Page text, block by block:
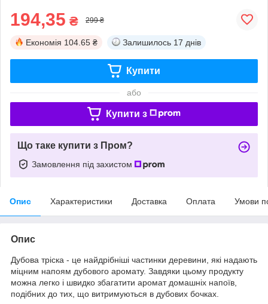
194,35 ₴ 299 ₴
Економія 104.65 ₴ Залишилось 17 днів
Купити
або
Купити з
Що таке купити з Пром?
Замовлення під захистом
Опис Характеристики Доставка Оплата Умови
Опис
Дубова тріска - це найдрібніші частинки деревини, які надають
міцним напоям дубового аромату. Завдяки цьому продукту
можна легко і швидко збагатити аромат домашніх напоїв,
подібних до тих, що витримуються в дубових бочках.